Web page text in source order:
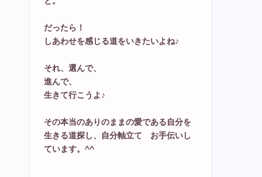
だったら！
しあわせを感じる道をいきたいよね♪
それ、選んで、
進んで、
生きて行こうよ♪
その本当のありのままの愛である自分を
生きる道探し、自分軸立て お手伝いし
ています。^^